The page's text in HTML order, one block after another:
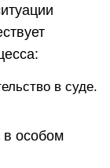
в суде.
в особом